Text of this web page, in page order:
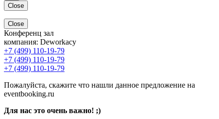
Close
Close
Конференц зал
компания: Deworkacy
+7 (499) 110-19-79
+7 (499) 110-19-79
+7 (499) 110-19-79
Пожалуйста, скажите что нашли данное предложение на
eventbooking.ru
Для нас это очень важно! ;)